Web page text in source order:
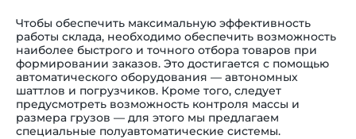
Чтобы обеспечить максимальную эффективность
работы склада, необходимо обеспечить возможность
наиболее быстрого и точного отбора товаров при
формировании заказов. Это достигается с помощью
автоматического оборудования — автономных
шаттлов и погрузчиков. Кроме того, следует
предусмотреть возможность контроля массы и
размера грузов — для этого мы предлагаем
специальные полуавтоматические системы.